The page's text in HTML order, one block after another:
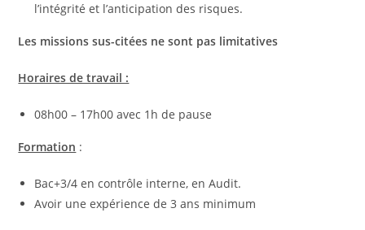
l’intégrité et l’anticipation des risques.
Les missions sus-citées ne sont pas limitatives
Horaires de travail :
08h00 – 17h00 avec 1h de pause
Formation :
Bac+3/4 en contrôle interne, en Audit.
Avoir une expérience de 3 ans minimum